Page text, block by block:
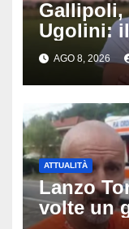
Gallipoli,
Ugolini:
medico e
per il
AGO 8, 2026
ATTUALITÀ
Lanzo
volte un